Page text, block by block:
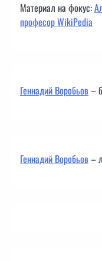
Материал на фокус:
професор WikiPedia
Геннадий Воробьов–
Геннадий Воробьов–